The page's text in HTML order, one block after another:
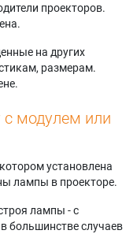
проекторов.
на других
размерам.
модулем или
установлена
лампы в проекторе.
лампы - с
большинстве случаев